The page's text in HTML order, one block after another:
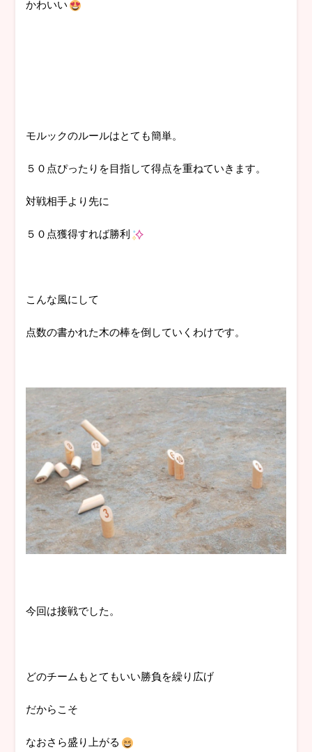
かわいい
モルックのルールはとても簡単。
５０点ぴったりを目指して得点を重ねていきます。
対戦相手より先に
５０点獲得すれば勝利
こんな風にして
点数の書かれた木の棒を倒していくわけです。
今回は接戦でした。
どのチームもとてもいい勝負を繰り広げ
だからこそ
なおさら盛り上がる